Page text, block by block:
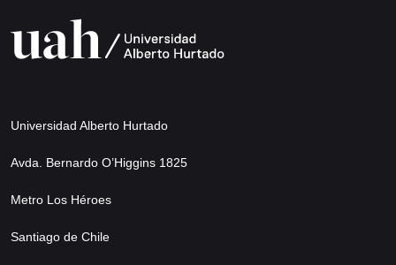
Universidad Alberto Hurtado
Avda. Bernardo O’Higgins 1825
Metro Los Héroes
Santiago de Chile